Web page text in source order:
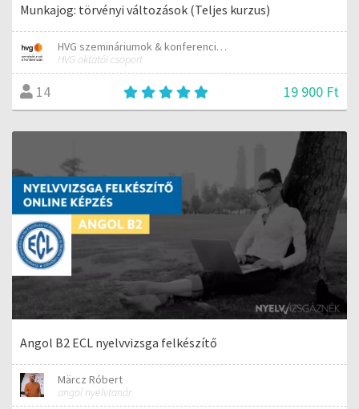
Munkajog: törvényi változások (Teljes kurzus)
HVG szemináriumok & konferenciák
HVG oktatói csoport
14 19 900 Ft
Angol B2 ECL nyelvvizsga felkészítő
Märcz Róbert
angol nyelvtanár